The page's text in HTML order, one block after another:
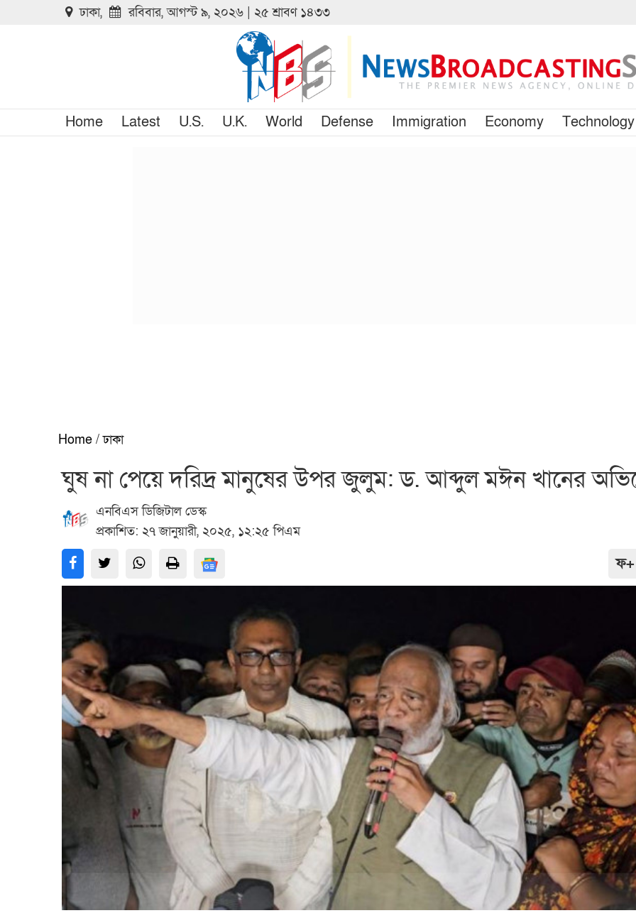
ঢাকা, রবিবার, আগস্ট ৯, ২০২৬ | ২৫ শ্রাবণ ১৪৩৩
Home Latest U.S. U.K. World Defense Immigration Economy Technology
Home / ঢাকা
ঘুষ না পেয়ে দরিদ্র মানুষের উপর জুলুম: ড. আব্দুল মঈন খানের
এনবিএস ডিজিটাল ডেস্ক
প্রকাশিত: ২৭ জানুয়ারী, ২০২৫, ১২:২৫ পিএম
ফ+